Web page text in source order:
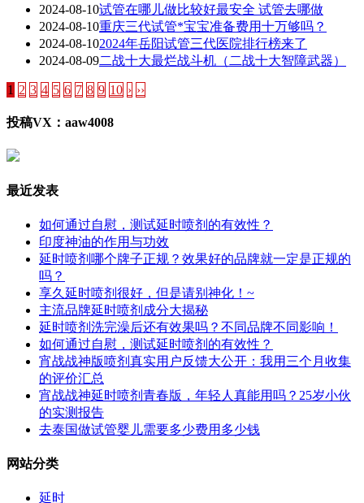
2024-08-10试管在哪儿做比较好最安全 试管去哪做
2024-08-10重庆三代试管*宝宝准备费用十万够吗？
2024-08-102024年岳阳试管三代医院排行榜来了
2024-08-09二战十大最烂战斗机（二战十大智障武器）
1 2 3 4 5 6 7 8 9 10 › ››
投稿VX：aaw4008
最近发表
如何通过自慰，测试延时喷剂的有效性？
印度神油的作用与功效
延时喷剂哪个牌子正规？效果好的品牌就一定是正规的
吗？
享久延时喷剂很好，但是请别神化！~
主流品牌延时喷剂成分大揭秘
延时喷剂洗完澡后还有效果吗？不同品牌不同影响！
如何通过自慰，测试延时喷剂的有效性？
宵战战神版喷剂真实用户反馈大公开：我用三个月收集
的评价汇总
宵战战神延时喷剂青春版，年轻人真能用吗？25岁小伙
的实测报告
去泰国做试管婴儿需要多少费用多少钱
网站分类
延时